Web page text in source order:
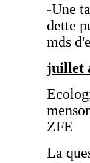
-Une
dette
mds
juillet
ZFE
La